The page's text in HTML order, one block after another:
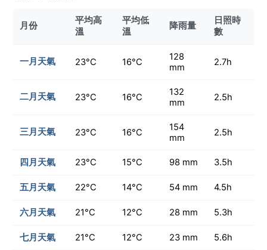
月份
平均高
溫
平均低
溫
降雨量
日照時
數
一月天氣 23°C 16°C
128
mm
2.7h
二月天氣 23°C 16°C
132
mm
2.5h
三月天氣 23°C 16°C
154
mm
2.5h
四月天氣 23°C 15°C 98 mm 3.5h
五月天氣 22°C 14°C 54 mm 4.5h
六月天氣 21°C 12°C 28 mm 5.3h
七月天氣 21°C 12°C 23 mm 5.6h